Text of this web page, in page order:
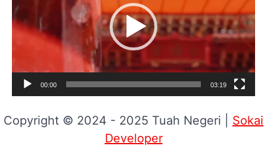
00:00 03:19
Copyright © 2024 - 2025 Tuah Negeri | Sokai
Developer